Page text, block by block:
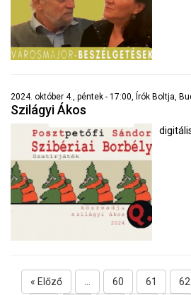
2024. október 4., péntek - 17:00, Írók Boltja,
Szilágyi Ákos
« Előző 60 61 62